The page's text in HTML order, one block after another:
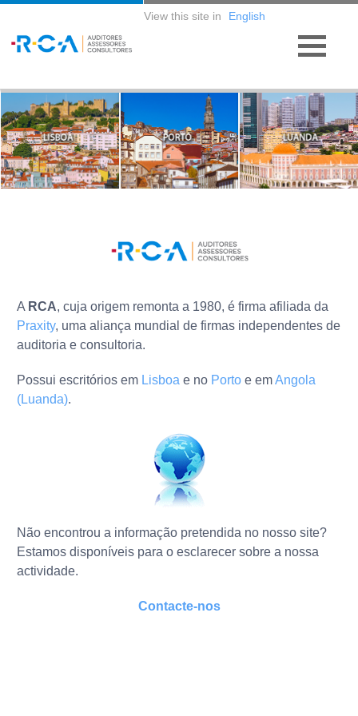
View this site in English
A RCA, cuja origem remonta a 1980, é firma afiliada da
Praxity, uma aliança mundial de firmas independentes de
auditoria e consultoria.
Possui escritórios em Lisboa e no Porto e emAngola
(Luanda).
Não encontrou a informação pretendida no nosso site?
Estamos disponíveis para o esclarecer sobre a nossa
actividade.
Contacte-nos